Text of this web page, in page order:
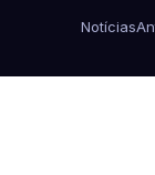
Notícias